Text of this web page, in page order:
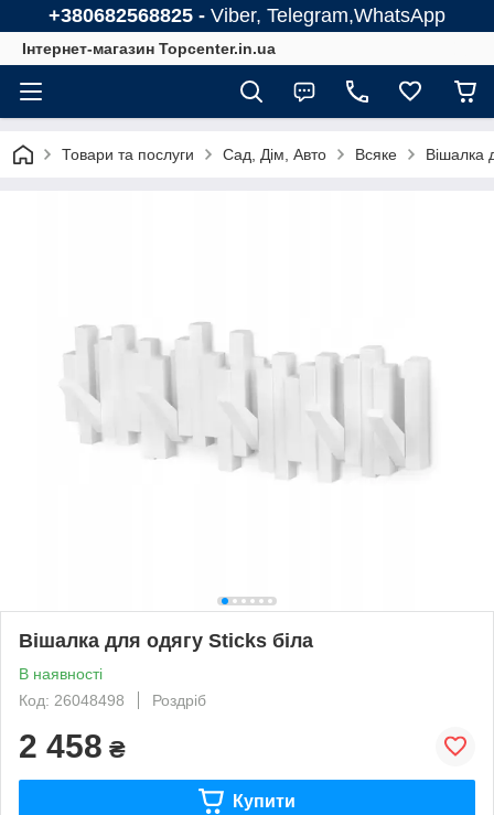
+380682568825 - Viber, Telegram,WhatsApp
Інтернет-магазин Topcenter.in.ua
Товари та послуги Сад, Дім, Авто Всяке Вішалка
Вішалка для одягу Sticks біла
В наявності
Код: 26048498
Роздріб
2 458 ₴
Купити